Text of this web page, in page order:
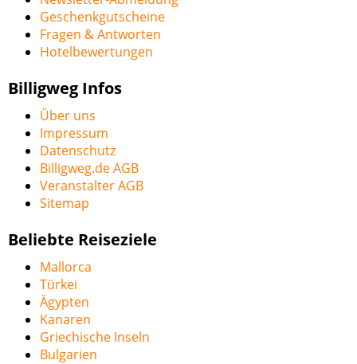
Geschenkgutscheine
Fragen & Antworten
Hotelbewertungen
Billigweg Infos
Über uns
Impressum
Datenschutz
Billigweg.de AGB
Veranstalter AGB
Sitemap
Beliebte Reiseziele
Mallorca
Türkei
Ägypten
Kanaren
Griechische Inseln
Bulgarien